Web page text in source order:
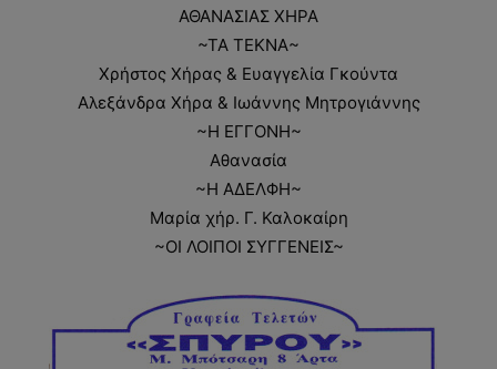
ΑΘΑΝΑΣΙΑΣ ΧΗΡΑ
~ΤΑ ΤΕΚΝΑ~
Χρήστος Χήρας & Ευαγγελία Γκούντα
Αλεξάνδρα Χήρα & Ιωάννης Μητρογιάννης
~Η ΕΓΓΟΝΗ~
Αθανασία
~Η ΑΔΕΛΦΗ~
Μαρία χήρ. Γ. Καλοκαίρη
~ΟΙ ΛΟΙΠΟΙ ΣΥΓΓΕΝΕΙΣ~